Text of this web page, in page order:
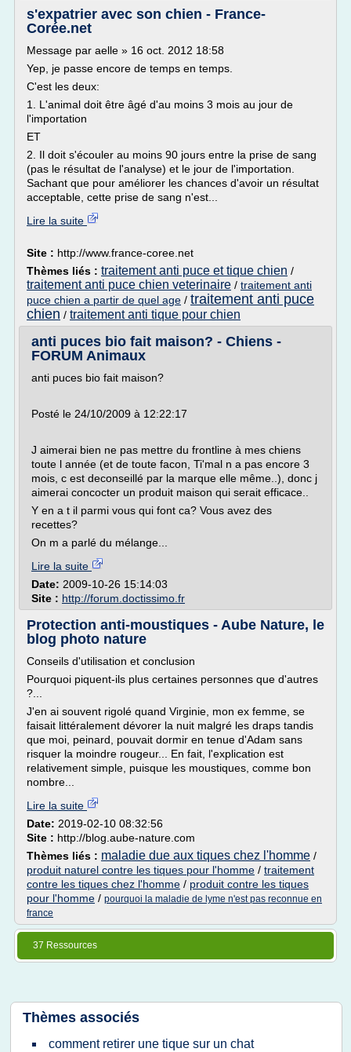
s'expatrier avec son chien - France-
Corée.net
Message par aelle » 16 oct. 2012 18:58
Yep, je passe encore de temps en temps.
C'est les deux:
1. L'animal doit être âgé d'au moins 3 mois au jour de
l'importation
ET
2. Il doit s'écouler au moins 90 jours entre la prise de sang
(pas le résultat de l'analyse) et le jour de l'importation.
Sachant que pour améliorer les chances d'avoir un résultat
acceptable, cette prise de sang n'est...
Lire la suite
Site : http://www.france-coree.net
Thèmes liés : traitement anti puce et tique chien /
traitement anti puce chien veterinaire / traitement anti
puce chien a partir de quel age / traitement anti puce
chien / traitement anti tique pour chien
anti puces bio fait maison? - Chiens -
FORUM Animaux
anti puces bio fait maison?
Posté le 24/10/2009 à 12:22:17
J aimerai bien ne pas mettre du frontline à mes chiens
toute l année (et de toute facon, Ti'mal n a pas encore 3
mois, c est deconseillé par la marque elle même..), donc j
aimerai concocter un produit maison qui serait efficace..
Y en a t il parmi vous qui font ca? Vous avez des
recettes?
On m a parlé du mélange...
Lire la suite
Date: 2009-10-26 15:14:03
Site : http://forum.doctissimo.fr
Protection anti-moustiques - Aube Nature, le
blog photo nature
Conseils d'utilisation et conclusion
Pourquoi piquent-ils plus certaines personnes que d'autres
?...
J'en ai souvent rigolé quand Virginie, mon ex femme, se
faisait littéralement dévorer la nuit malgré les draps tandis
que moi, peinard, pouvait dormir en tenue d'Adam sans
risquer la moindre rougeur... En fait, l'explication est
relativement simple, puisque les moustiques, comme bon
nombre...
Lire la suite
Date: 2019-02-10 08:32:56
Site : http://blog.aube-nature.com
Thèmes liés : maladie due aux tiques chez l'homme /
produit naturel contre les tiques pour l'homme / traitement
contre les tiques chez l'homme / produit contre les tiques
pour l'homme / pourquoi la maladie de lyme n'est pas reconnue en
france
37 Ressources
Thèmes associés
comment retirer une tique sur un chat